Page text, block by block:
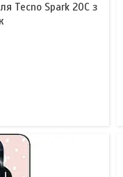
Tecno Spark 20C з